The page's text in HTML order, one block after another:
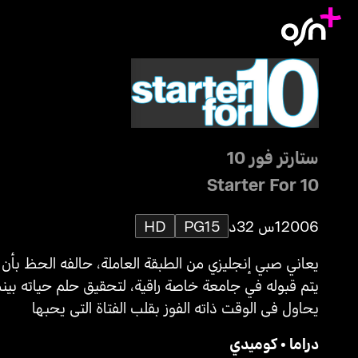
ستارتر فور 10
Starter For 10
20061س 32د PG15
HD
يعاني صبي إنجليزي من الطبقة العاملة، حالفه الحظ بأن
يتم قبوله في جامعة خاصة راقية، لتحقيق حلم حياته
يحاول في الوقت ذاته الفوز بقلب الفتاة التي يحبها
دراما •كوميدي